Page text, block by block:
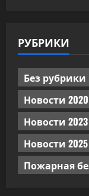
РУБРИКИ
Без рубрики
Новости 2020
Новости 2023
Новости 2025
Пожарная